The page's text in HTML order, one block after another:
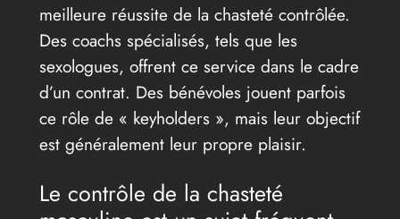
meilleure réussite de la chasteté contrôlée.
Des coachs spécialisés, tels que les
sexologues, offrent ce service dans le cadre
d’un contrat. Des bénévoles jouent parfois
ce rôle de « keyholders », mais leur objectif
est généralement leur propre plaisir.
Le contrôle de la chasteté